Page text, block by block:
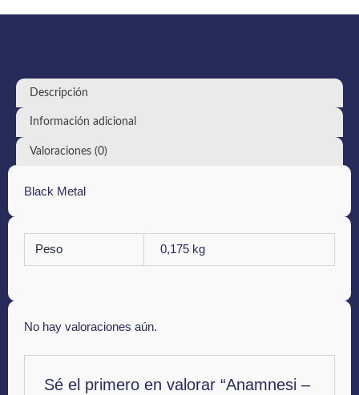
Descripción
Información adicional
Valoraciones (0)
Black Metal
Peso 0,175 kg
No hay valoraciones aún.
Sé el primero en valorar “Anamnesi –